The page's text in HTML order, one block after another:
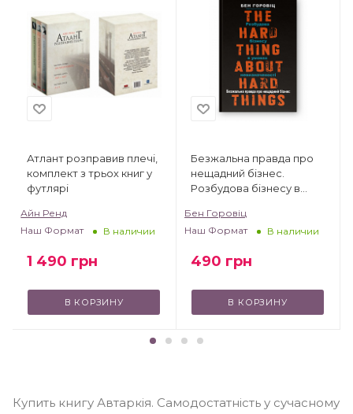
Атлант розправив плечі,
комплект з трьох книг у
футлярі
Айн Ренд
Наш Формат
В наличии
1 490 грн
В КОРЗИНУ
Безжальна правда про
нещадний бізнес.
Розбудова бізнесу в
Бен Горовіц
Наш Формат
В наличии
490 грн
В КОРЗИНУ
Купить книгу Автаркія. Самодостатність у сучасному